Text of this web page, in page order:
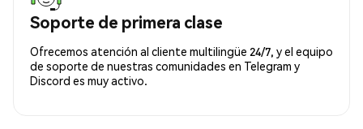
Soporte de primera clase
Ofrecemos atención al cliente multilingüe 24/7, y el equipo
de soporte de nuestras comunidades en Telegram y
Discord es muy activo.